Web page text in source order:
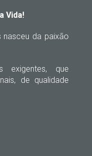
Vida!
da paixão
exigentes, que
de qualidade